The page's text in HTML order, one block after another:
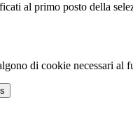
al primo posto della
di cookie necessari al